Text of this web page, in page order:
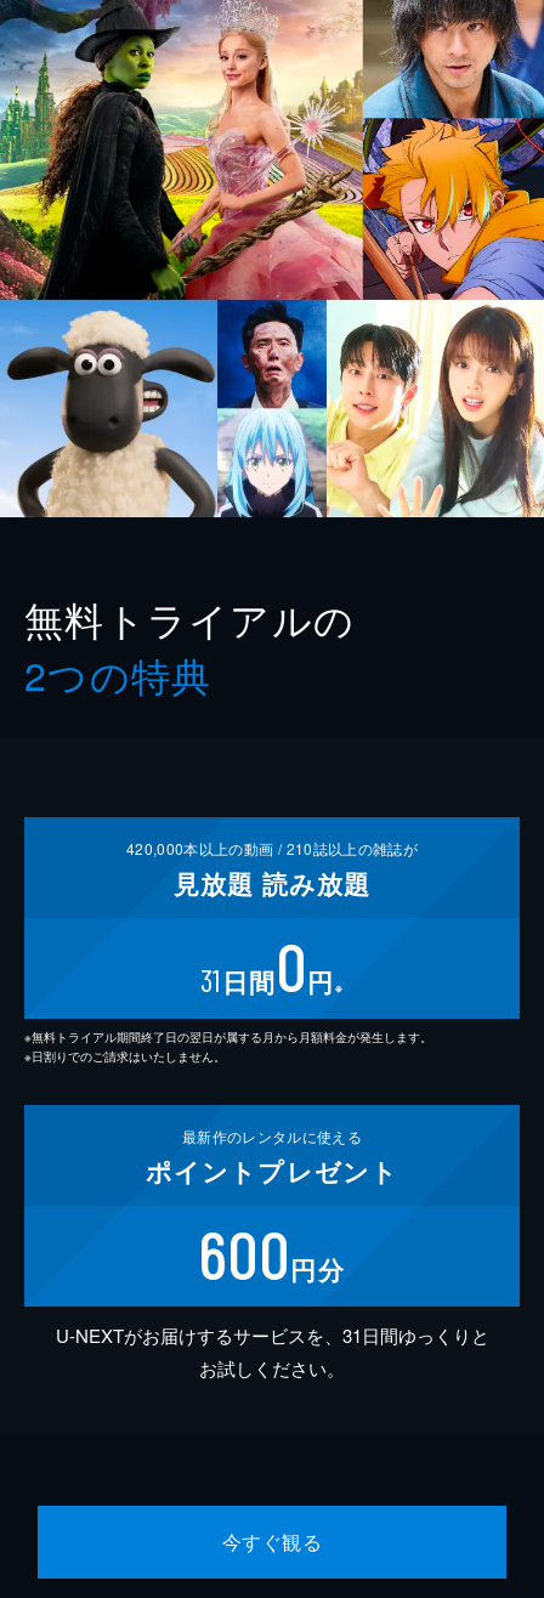
無料トライアルの
2つの特典
420,000本以上の動画 /210誌以上の雑誌が
見放題 読み放題
31 日間0円 ※
※無料トライアル期間終了日の翌日が属する月から月額料金が発生します。
※日割りでのご請求はいたしません。
最新作のレンタルに使える
ポイント プレゼント
600円分
U-NEXTがお届けするサービスを、31日間ゆっくりと
お試しください。
今すぐ観る